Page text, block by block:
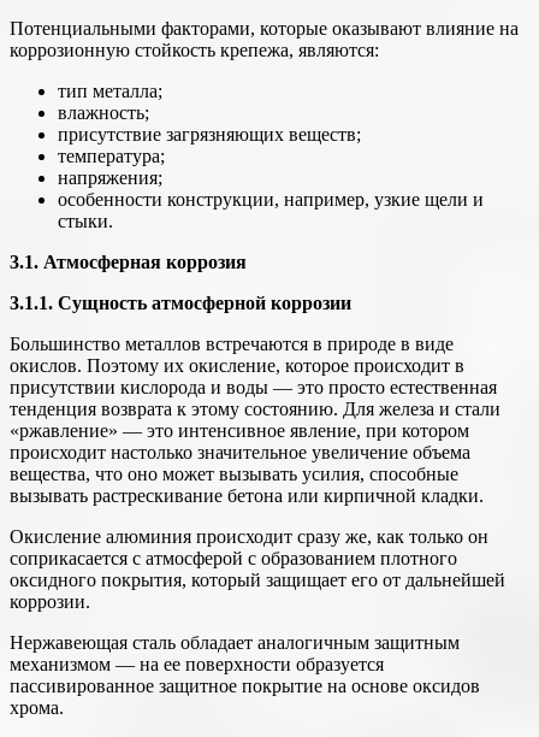
Потенциальными факторами, которые оказывают влияние на
коррозионную стойкость крепежа, являются:
тип металла;
влажность;
присутствие загрязняющих веществ;
температура;
напряжения;
особенности конструкции, например, узкие щели и
стыки.
3.1. Атмосферная коррозия
3.1.1. Сущность атмосферной коррозии
Большинство металлов встречаются в природе в виде
окислов. Поэтому их окисление, которое происходит в
присутствии кислорода и воды — это просто естественная
тенденция возврата к этому состоянию. Для железа и стали
«ржавление» — это интенсивное явление, при котором
происходит настолько значительное увеличение объема
вещества, что оно может вызывать усилия, способные
вызывать растрескивание бетона или кирпичной кладки.
Окисление алюминия происходит сразу же, как только он
соприкасается с атмосферой с образованием плотного
оксидного покрытия, который защищает его от дальнейшей
коррозии.
Нержавеющая сталь обладает аналогичным защитным
механизмом — на ее поверхности образуется
пассивированное защитное покрытие на основе оксидов
хрома.